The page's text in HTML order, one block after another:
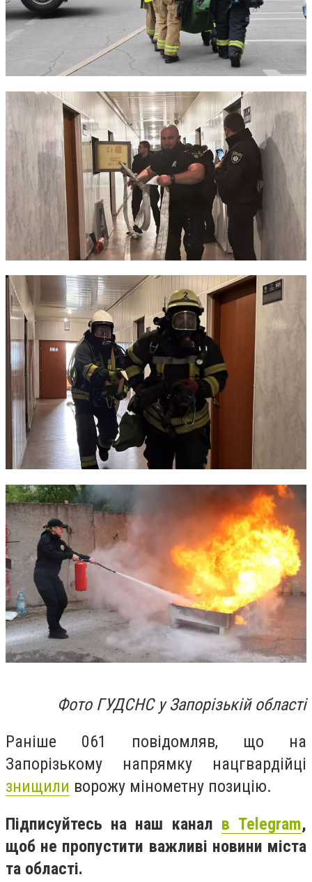
Фото ГУДСНС у Запорізькій області
Раніше 061 повідомляв, що на
Запорізькому напрямку нацгвардійці
знищили ворожу мінометну позицію.
Підписуйтесь на наш канал в Telegram,
щоб не пропустити важливі новини міста
та області.